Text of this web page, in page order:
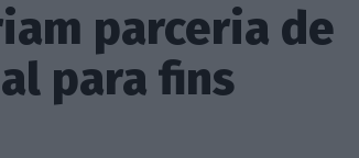
parceria de
para fins